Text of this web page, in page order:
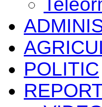
POLITIC